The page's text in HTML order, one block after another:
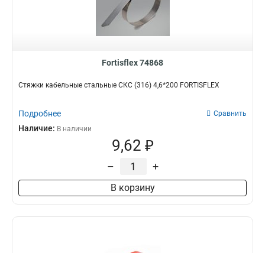
Fortisflex 74868
Стяжки кабельные стальные СКС (316) 4,6*200 FORTISFLEX
Подробнее Сравнить
Наличие: В наличии
9,62 ₽
– +
В корзину